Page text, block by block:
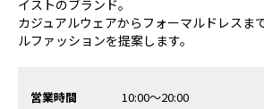
イストのブランド。
カジュアルウェアからフォーマルドレスま
ルファッションを提案します。
営業時間
10:00～20:00